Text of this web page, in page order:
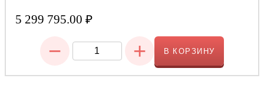
5 299 795.00 ₽
− + В КОРЗИНУ